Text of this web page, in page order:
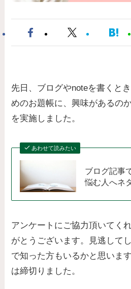
先日、ブログやnoteを書くと
めのお題帳に、興味があるの
を実施しました。
あわせて読みたい
ブログ記事
悩む人へネ
アンケートにご協力頂いてく
がとうございます。見逃して
で知った方もいるかと思いま
は締切りました。